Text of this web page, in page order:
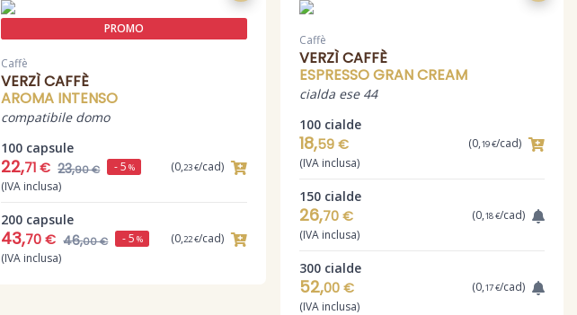
PROMO
Caffè
VERZÌ CAFFÈ
AROMA INTENSO
compatibile domo
100 capsule
22,71 € 23,90 € - 5 % (0,23 €/cad)
(IVA inclusa)
200 capsule
43,70 € 46,00 € - 5 % (0,22 €/cad)
(IVA inclusa)
Caffè
VERZÌ CAFFÈ
ESPRESSO GRAN CREAM
cialda ese 44
100 cialde
18,59 € (0,19 €/cad)
(IVA inclusa)
150 cialde
26,70 € (0,18 €/cad)
(IVA inclusa)
300 cialde
52,00 € (0,17 €/cad)
(IVA inclusa)